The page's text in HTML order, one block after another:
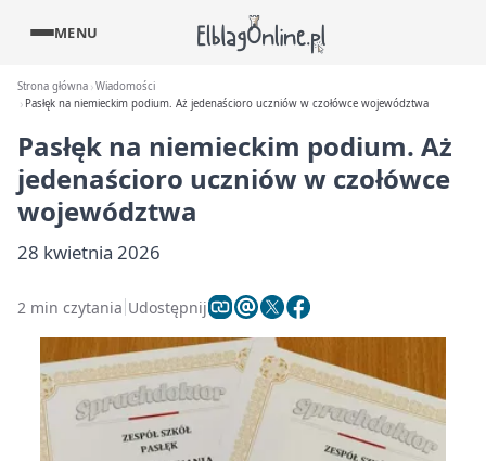
MENU
Strona główna Wiadomości
Pasłęk na niemieckim podium. Aż jedenaścioro uczniów w czołówce województwa
Pasłęk na niemieckim podium. Aż
jedenaścioro uczniów w czołówce
województwa
28 kwietnia 2026
2 min czytania Udostępnij